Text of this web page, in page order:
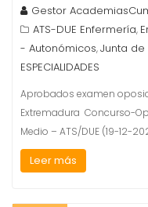
Gestor
ATS-DUE Enfermería,
- Autonómicos,Junta de
ESPECIALIDADES
Aprobados examen
Extremadura Concurso-
Medio – ATS/DUE (19-12-
Leer más